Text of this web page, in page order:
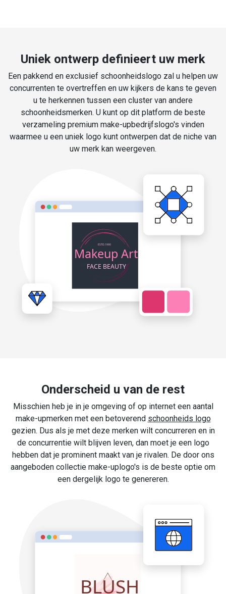
Uniek ontwerp definieert uw merk
Een pakkend en exclusief schoonheidslogo zal u helpen uw
concurrenten te overtreffen en uw kijkers de kans te geven
u te herkennen tussen een cluster van andere
schoonheidsmerken. U kunt op dit platform de beste
verzameling premium make-upbedrijfslogo's vinden
waarmee u een uniek logo kunt ontwerpen dat de niche van
uw merk kan weergeven.
Onderscheid u van de rest
Misschien heb je in je omgeving of op internet een aantal
make-upmerken met een betoverend schoonheids logo
gezien. Dus als je met deze merken wilt concurreren en in
de concurrentie wilt blijven leven, dan moet je een logo
hebben dat je prominent maakt van je rivalen. De door ons
aangeboden collectie make-uplogo's is de beste optie om
een dergelijk logo te genereren.